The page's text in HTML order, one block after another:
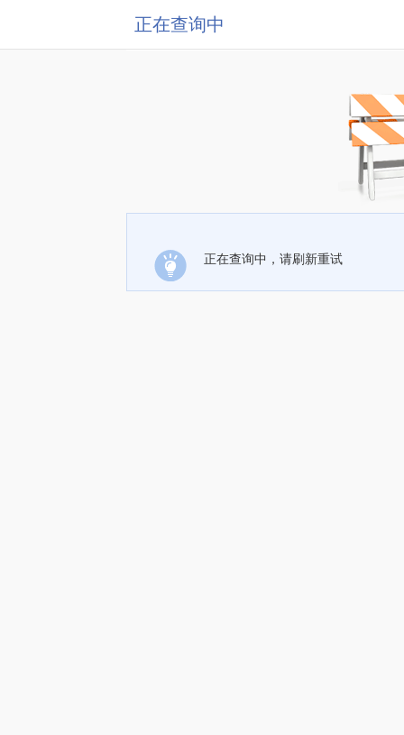
正在查询中
正在查询中，请刷新重试